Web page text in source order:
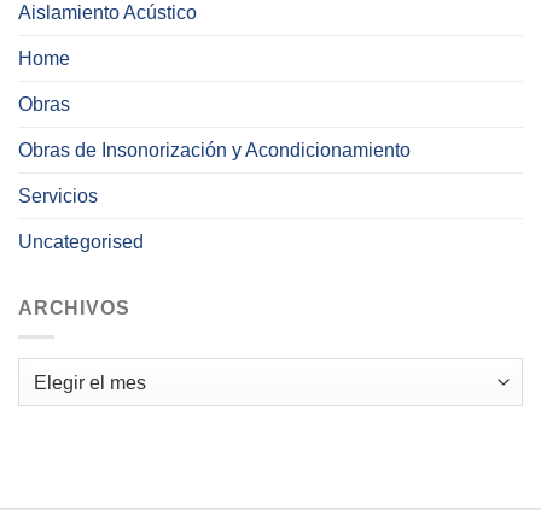
Aislamiento Acústico
Home
Obras
Obras de Insonorización y Acondicionamiento
Servicios
Uncategorised
ARCHIVOS
Archivos